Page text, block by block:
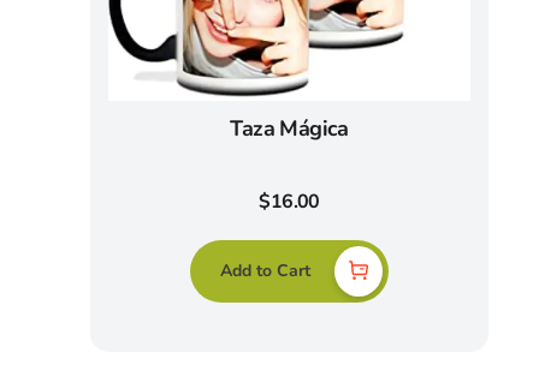
Taza Mágica
$16.00
Add to Cart